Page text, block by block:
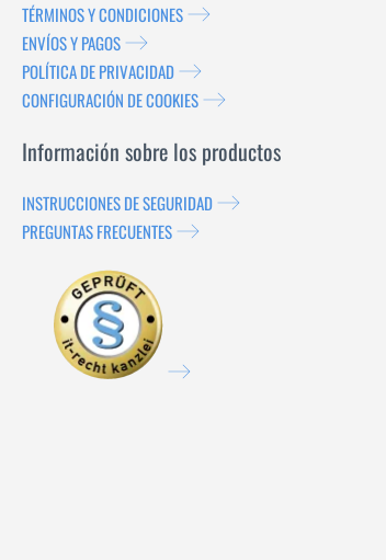
TÉRMINOS Y CONDICIONES
ENVÍOS Y PAGOS
POLÍTICA DE PRIVACIDAD
CONFIGURACIÓN DE COOKIES
Información sobre los productos
INSTRUCCIONES DE SEGURIDAD
PREGUNTAS FRECUENTES